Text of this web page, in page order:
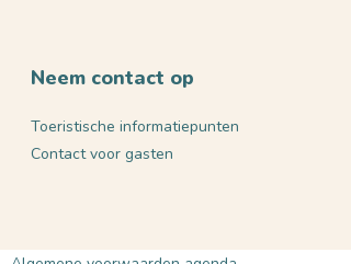
Neem contact op
Toeristische informatiepunten
Contact voor gasten